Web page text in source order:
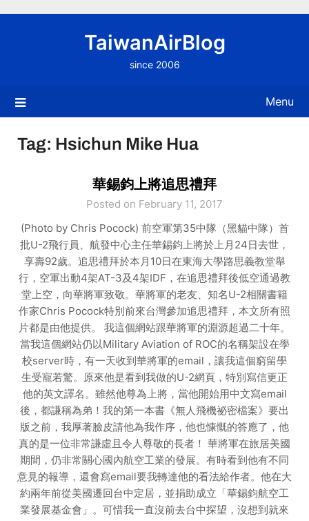
TaiwanAirBlog
since 2006
Menu
Tag: Hsichun Mike Hua
華錫鈞上將追思禮拜
Posted on February 11, 2017
(Photo by Chris Pocock) 前空軍第35中隊（黑貓中隊）首
批U-2飛行員、航發中心主任華錫鈞上將於上月24日去世，
享壽92歲。追思禮拜於本月10日在東海大學路思義教堂舉
行，空軍出動4架AT-3及4架IDF，在追思禮拜後低空通過教
堂上空，向華將軍致敬。華將軍的老友、知名U-2相關書籍
作家Chris Pocock特別前來台灣參加追思禮拜，本文所有照
片都是由他提供。 我這個網站跟華將軍的淵源超過二十年。
當我這個網站仍以Military Aviation of ROC的名稱架設在學
校server時，有一天收到華將軍的email，讓我這個窮留學
生受寵若驚。原來他是看到我做的U-2網頁，特別寫信更正
他的英文譯名。雖然他尊為上將，當他開始用中文寫email
後，都謙稱為弟！我的第一本書《無人飛機祕密檔案》要出
版之前，我厚著臉皮請他為我作序，他也慷慨的答應了，他
真的是一位非常謙虛且令人尊敬的長者！ 華將軍在旅居美國
期間，仍非常關心國內航空工業的發展。有時看到他有不同
意見的報導，還會寫email要我轉達他的看法給作者。他在大
約兩年前從美國遷回台中定居，並捐助成立「華錫鈞航空工
業發展基金會」。可惜我一直沒前去台中探望，沒想到就來